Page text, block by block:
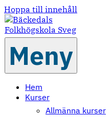
Hoppa till innehåll
Meny
Hem
Kurser
Allmänna kurser